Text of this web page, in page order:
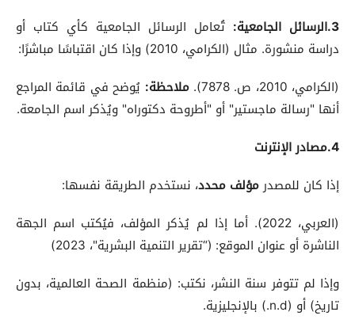
3.الرسائل الجامعية : تُعامل الرسائل الجامعية كأي كتاب أو
دراسة منشورة. مثال (الكرامي، 2010) وإذا كان اقتباسًا مباشرًا:
(الكرامي، 2010، ص. 7878).
ملاحظة: يُوضح في قائمة المراجع
أنها "رسالة ماجستير" أو "أطروحة دكتوراه" ويُذكر اسم الجامعة.
4.مصادر الإنترنت
إذا كان للمصدرمؤلف محدد، نستخدم الطريقة نفسها:
(العربي، 2022). أما إذا لم يُذكر المؤلف، فيُكتب اسم الجهة
الناشرة أو عنوان الموقع: (“تقرير التنمية البشرية"، 2023)
وإذا لم تتوفر سنة النشر، نكتب: (منظمة الصحة العالمية، بدون
تاريخ) أو (n.d.) بالإنجليزية.